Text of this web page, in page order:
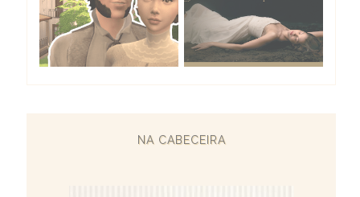
NA CABECEIRA